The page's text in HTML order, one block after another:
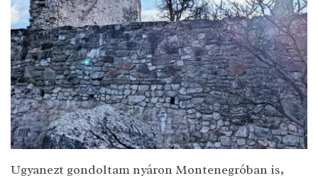
Ugyanezt gondoltam nyáron Montenegróban is,